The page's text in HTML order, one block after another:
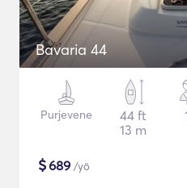
Bavaria 44
Purjevene
44 ft
13 m
$689 /yö